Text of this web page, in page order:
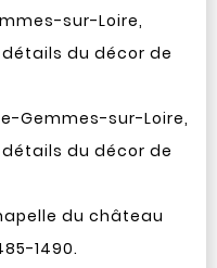
sur-Loire,
du décor de
Gemmes-sur-Loire,
du décor de
du château
1490.